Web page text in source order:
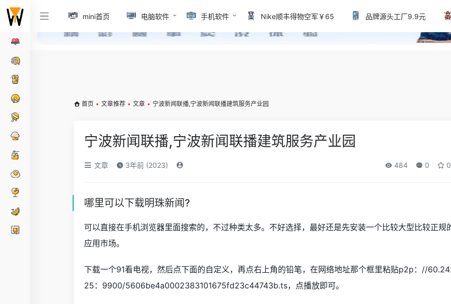
mini首页 电脑软件 手机软件 Nike顺丰得物空军￥65 品牌源头工厂9.9元
首页 • 文章推荐 • 文章 • 宁波新闻联播,宁波新闻联播建筑服务产业园
宁波新闻联播,宁波新闻联播建筑服务产业园
文章 3年前 (2023) 484 0 0
哪里可以下载明珠新闻?
可以直接在手机浏览器里面搜索的，不过种类太多。不好选择，最好还是先安装一个比较大型比较正规
应用市场。
下载一个91看电视，然后点下面的自定义，再点右上角的铅笔，在网络地址那个框里粘贴p2p：//
25：9900/5606be4a0002383101675fd23c44743b.ts，点播放即可。